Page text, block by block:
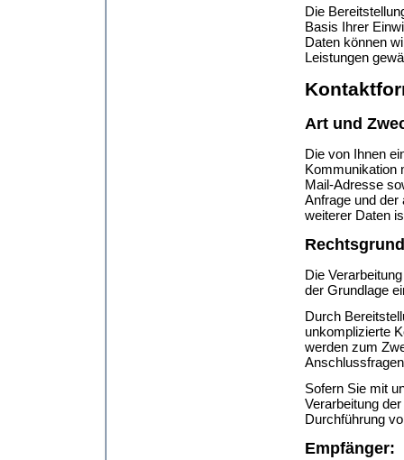
Die
Basis Ihrer
Daten können
Leistungen
Art und
Die von Ihnen
Kommunikation
Mail-Adresse
Anfrage und der
weiterer Daten
Die
der Grundlage
Durch
unkomplizierte
werden zum
Sofern Sie mit
Verarbeitung
Durchführung
Empfänger: